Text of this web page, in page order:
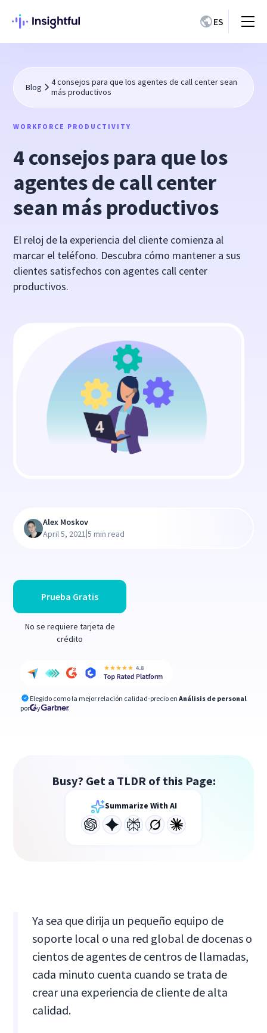
ES
Blog
4 consejos para que los agentes de call center sean
más productivos
WORKFORCE PRODUCTIVITY
4 consejos para que los
agentes de call center
sean más productivos
El reloj de la experiencia del cliente comienza al
marcar el teléfono. Descubra cómo mantener a sus
clientes satisfechos con agentes call center
productivos.
Prueba Gratis
No se requiere tarjeta de
crédito
Elegido como la mejor relación calidad-precio en Análisis de personal
por
y
Alex Moskov
April 5, 2021|5 min read
Busy? Get a TLDR of this Page:
Summarize With AI
Ya sea que dirija un pequeño equipo de
soporte local o una red global de docenas o
cientos de agentes de centros de llamadas,
cada minuto cuenta cuando se trata de
crear una experiencia de cliente de alta
calidad.